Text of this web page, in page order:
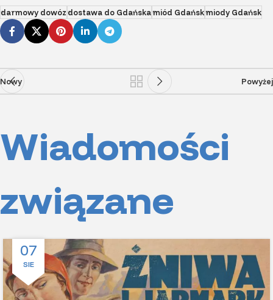
darmowy dowózdostawa do Gdańskamiód Gdańskmiody Gdańsk
Nowy Powyżej
Wiadomości
związane
07
SIE